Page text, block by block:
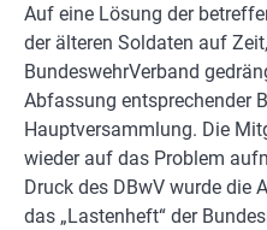
Auf eine Lösung der
der älteren Soldaten auf
BundeswehrVerband
Abfassung entsprechender
Hauptversammlung. Die
wieder auf das Problem
Druck des DBwV wurde die
das „Lastenheft“ der